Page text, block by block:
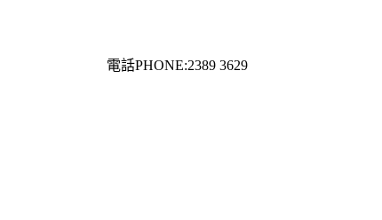
電話PHONE:2389 3629